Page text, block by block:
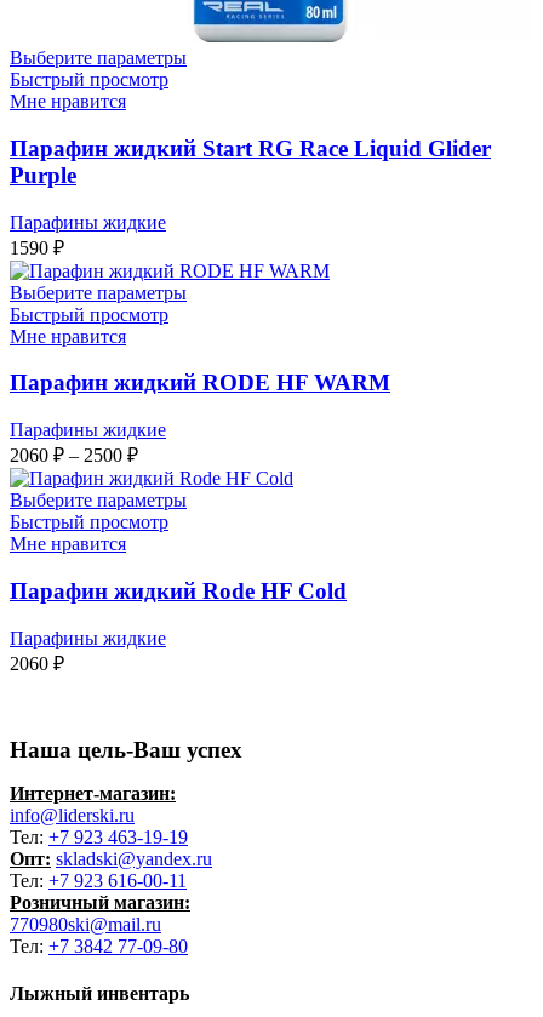
Выберите параметры
Быстрый просмотр
Мне нравится
Парафин жидкий Start RG Race Liquid Glider
Purple
Парафины жидкие
1590 ₽
Выберите параметры
Быстрый просмотр
Мне нравится
Парафин жидкий RODE HF WARM
Парафины жидкие
2060 ₽ – 2500 ₽Диапазон
цен:
2060 ₽
–
Выберите параметры
Быстрый просмотр
Мне нравится
Парафин жидкий Rode HF Cold
Парафины жидкие
2060 ₽
Наша цель-Ваш успех
Интернет-магазин:
info@liderski.ru
Тел: +7 923 463-19-19
Опт: skladski@yandex.ru
Тел: +7 923 616-00-11
Розничный магазин:
770980ski@mail.ru
Тел: +7 3842 77-09-80
Лыжный инвентарь